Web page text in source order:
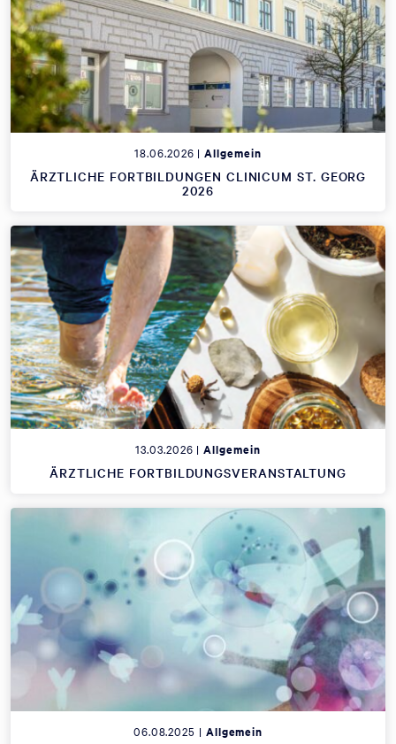
18.06.2026 |Allgemein
ÄRZTLICHE FORTBILDUNGEN CLINICUM ST. GEORG
2026
13.03.2026 |Allgemein
ÄRZTLICHE FORTBILDUNGSVERANSTALTUNG
06.08.2025 | Allgemein